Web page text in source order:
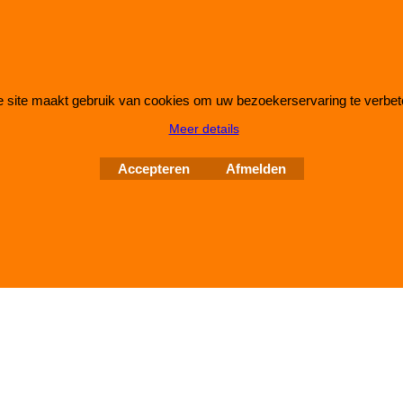
software.
site maakt gebruik van cookies om uw bezoekerservaring te
Meer details
Accepteren Afmelden